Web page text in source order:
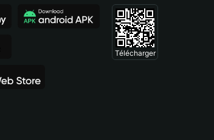
Télécharger